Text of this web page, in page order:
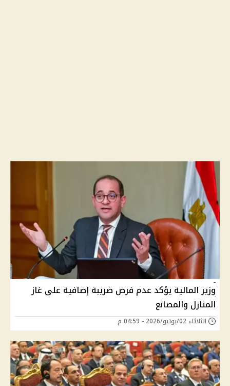
وزير المالية يؤكد عدم فرض ضريبة إضافية على غاز
المنازل والمصانع
الثلاثاء 02/يونيو/2026 - 04:59 م